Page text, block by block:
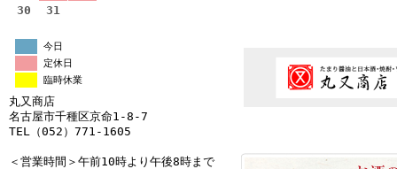
30
31
今日
定休日
臨時休業
丸又商店
名古屋市千種区京命1-8-7
TEL（052）771-1605
＜営業時間＞午前10時より午後8時まで